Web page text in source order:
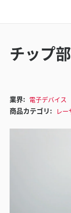
チップ
業界: 電子デバイス
商品カテゴリ: レ